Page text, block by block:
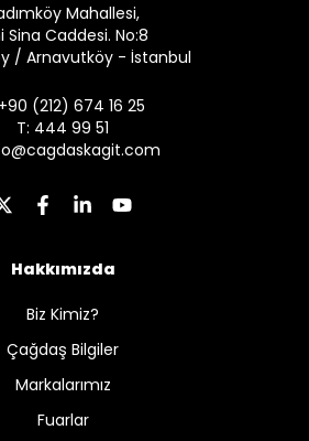
Mahallesi,
Sina Caddesi. No:8
/ Arnavutköy - İstanbul
(212) 674 16 25
T: 444 99 51
Hakkımızda
Biz Kimiz?
Çağdaş Bilgiler
Markalarımız
Fuarlar